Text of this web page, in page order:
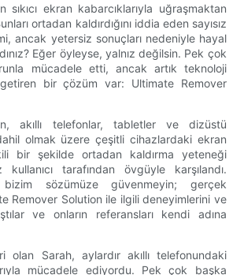
sıkıcı ekran kabarcıklarıyla uğraşmaktan
ortadan kaldırdığını iddia eden sayısız
ancak yetersiz sonuçları nedeniyle hayal
Eğer öyleyse, yalnız değilsin. Pek çok
mücadele etti, ancak artık teknoloji
bir çözüm var: Ultimate Remover
akıllı telefonlar, tabletler ve dizüstü
olmak üzere çeşitli cihazlardaki ekran
bir şekilde ortadan kaldırma yeteneği
kullanıcı tarafından övgüyle karşılandı.
sözümüze güvenmeyin; gerçek
Remover Solution ile ilgili deneyimlerini ve
ve onların referansları kendi adına
olan Sarah, aylardır akıllı telefonundaki
mücadele ediyordu. Pek çok başka